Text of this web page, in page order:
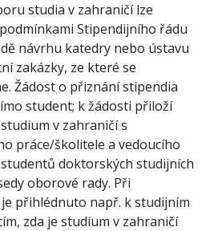
studia v zahraničí lze
Stipendijního řádu
návrhu katedry nebo ústavu
zakázky, ze které se
Žádost o přiznání stipendia
student; k žádosti přiloží
v zahraničí s
práce/školitele a vedoucího
doktorských studijních
oborové rady. Při
přihlédnuto např. k studijním
zda je studium v zahraničí